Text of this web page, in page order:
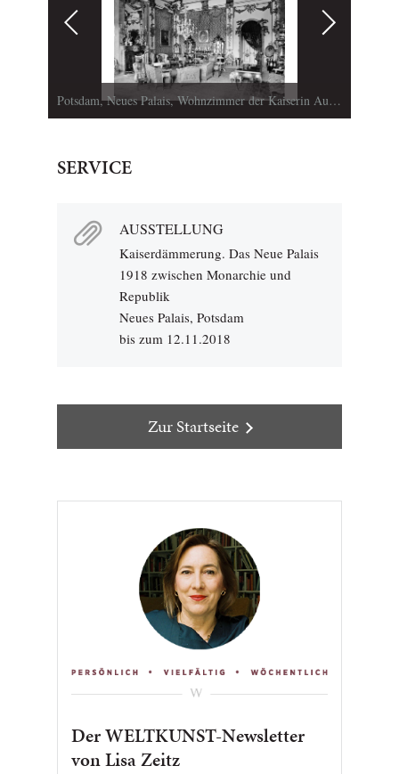
Potsdam, Neues Palais, Wohnzimmer der Kaiserin Auguste Victoria, um 1910, © Stiftung Preußische Schlösser und Gärten Berlin-Brandenburg
SERVICE
AUSSTELLUNG
Kaiserdämmerung. Das Neue Palais
1918 zwischen Monarchie und
Republik
Neues Palais, Potsdam
bis zum 12.11.2018
Zur Startseite
Der WELTKUNST-Newsletter
von Lisa Zeitz